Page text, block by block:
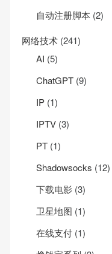
自动注册脚本 (2)
网络技术 (241)
AI (5)
ChatGPT (9)
IP (1)
IPTV (3)
PT (1)
Shadowsocks (12)
下载电影 (3)
卫星地图 (1)
在线支付 (1)